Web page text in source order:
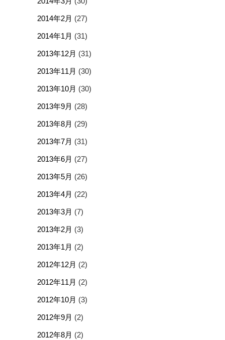
2014年2月 (27)
2014年1月 (31)
2013年12月 (31)
2013年11月 (30)
2013年10月 (30)
2013年9月 (28)
2013年8月 (29)
2013年7月 (31)
2013年6月 (27)
2013年5月 (26)
2013年4月 (22)
2013年3月 (7)
2013年2月 (3)
2013年1月 (2)
2012年12月 (2)
2012年11月 (2)
2012年10月 (3)
2012年9月 (2)
2012年8月 (2)